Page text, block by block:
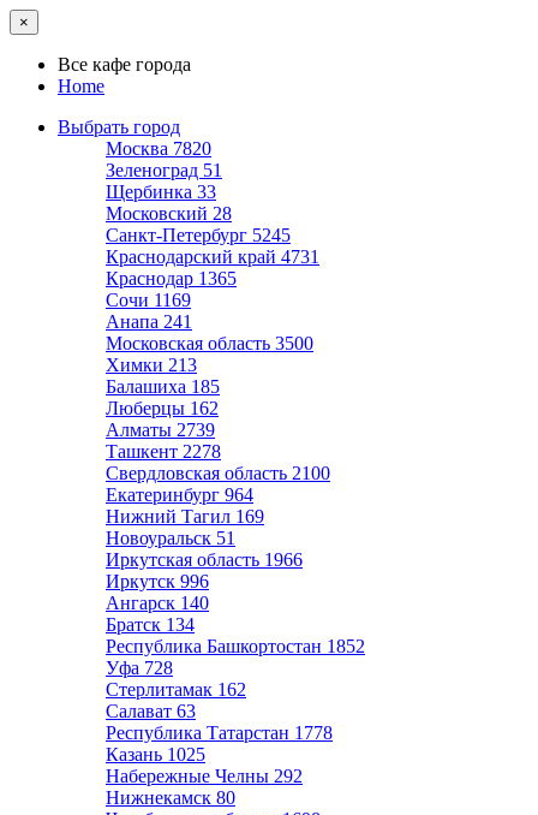
×
Все кафе города
Home
Выбрать город
Москва 7820
Зеленоград 51
Щербинка 33
Московский 28
Санкт-Петербург 5245
Краснодарский край 4731
Краснодар 1365
Сочи 1169
Анапа 241
Московская область 3500
Химки 213
Балашиха 185
Люберцы 162
Алматы 2739
Ташкент 2278
Свердловская область 2100
Екатеринбург 964
Нижний Тагил 169
Новоуральск 51
Иркутская область 1966
Иркутск 996
Ангарск 140
Братск 134
Республика Башкортостан 1852
Уфа 728
Стерлитамак 162
Салават 63
Республика Татарстан 1778
Казань 1025
Набережные Челны 292
Нижнекамск 80